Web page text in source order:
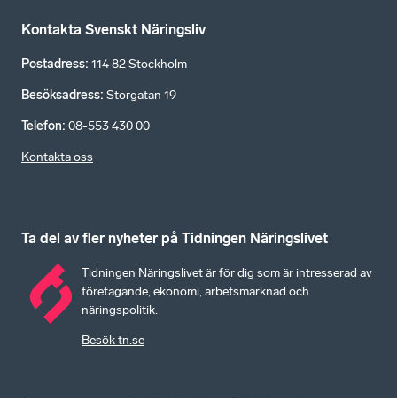
Kontakta Svenskt Näringsliv
Postadress: 114 82 Stockholm
Besöksadress: Storgatan 19
Telefon: 08-553 430 00
Kontakta oss
Ta del av fler nyheter på Tidningen Näringslivet
Tidningen Näringslivet är för dig som är intresserad av
företagande, ekonomi, arbetsmarknad och
näringspolitik.
Besök tn.se